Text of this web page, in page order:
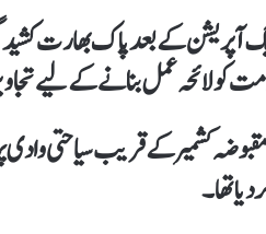
آپریشن کے بعد پاک بھارت
کو لائحہ عمل بنانے کے لیے
22 اپریل کو مقبوضہ کشمیر کے قریب
تھا۔